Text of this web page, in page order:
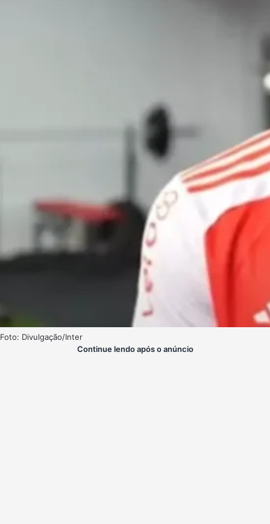
Foto: Divulgação/Inter
Continue lendo após o anúncio